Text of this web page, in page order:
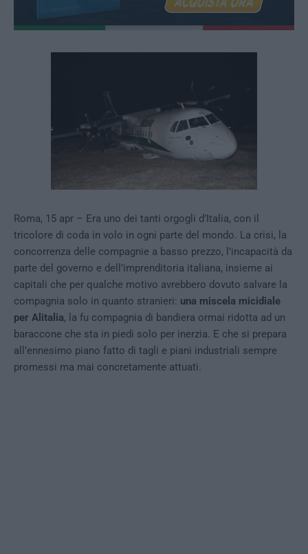
Roma, 15 apr – Era uno dei tanti orgogli d’Italia, con il
tricolore di coda in volo in ogni parte del mondo. La crisi, la
concorrenza delle compagnie a basso prezzo, l’incapacità da
parte del governo e dell’imprenditoria italiana, insieme ai
capitali che per qualche motivo avrebbero dovuto salvare la
compagnia solo in quanto stranieri: una miscela micidiale
per Alitalia, la fu compagnia di bandiera ormai ridotta ad un
baraccone che sta in piedi solo per inerzia. E che si prepara
all’ennesimo piano fatto di tagli e piani industriali sempre
promessi ma mai concretamente attuati.